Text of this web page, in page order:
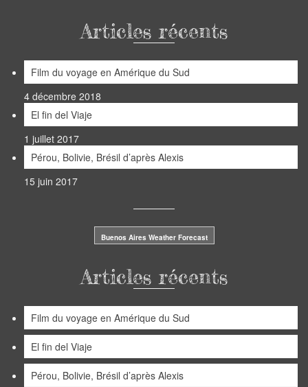
Articles récents
Film du voyage en Amérique du Sud
4 décembre 2018
El fin del Viaje
1 juillet 2017
Pérou, Bolivie, Brésil d’après Alexis
15 juin 2017
Buenos Aires Weather Forecast
Articles récents
Film du voyage en Amérique du Sud
El fin del Viaje
Pérou, Bolivie, Brésil d’après Alexis